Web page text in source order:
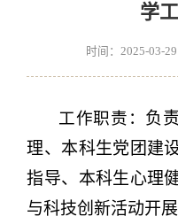
学
时间：2025-03-
工作职责： 负
理、本科生党团建
指导、本科生心理
与科技创新活动开